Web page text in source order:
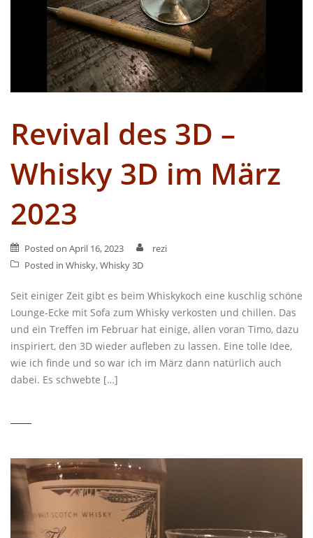
Revival des 3D –
Whisky 3D im März
2023
Posted on April 16, 2023
rezi
Posted in Whisky,Whisky 3D
Seit einiger Zeit gibt es beim Whiskykoch eine kuschlig schöne
Lounge-Ecke mit Sofa zum Whisky verkosten und chillen. Das
und ein Treffen im Februar hat einige, allen voran Timo, dazu
inspiriert, den 3D wieder aufleben zu lassen. Eine tolle Idee,
wie ich finde und so war ich im März dann natürlich auch
dabei. Es schwebte […]